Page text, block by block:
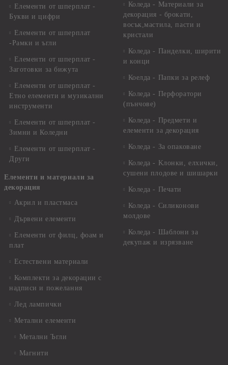
Елементи от шперплат -
Букви и цифри
Елементи от шперплат
-Рамки и ъгли
Елементи от шперплат -
Заготовки за бижута
Елементи от шперплат -
Етно елементи и музикални
инструменти
Елементи от шперплат -
Зимни и Коледни
Елементи от шперплат -
Други
Елементи и материали за
декорация
Акрил и пластмаса
Дървени елементи
Елементи от филц, фоам и
плат
Естествени материали
Комплекти за декорации с
надписи и пожелания
Лед лампички
Метални елементи
Метални Ъгли
Магнити
Коледа - Материали за
декорация - брокати,
восък,мастила, пасти и
кристали
Коледа - Панделки, ширити
и конци
Коелда - Папки за релеф
Коледа - Перфоратори
(пънчове)
Коледа - Предмети и
елементи за декорация
Коледа - За опаковане
Коледа - Kлонки, елхички,
сушени плодове и шишарки
Коледа - Печати
Коледа - Силиконови
молдове
Коледа - Шаблони за
декупаж и изрязване